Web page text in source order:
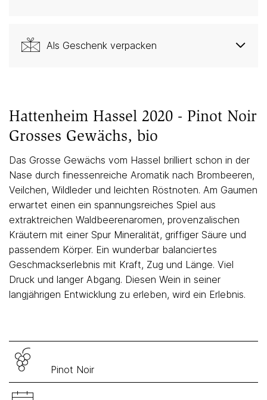
Als Geschenk verpacken
Hattenheim Hassel 2020 - Pinot Noir
Grosses Gewächs, bio
Das Grosse Gewächs vom Hassel brilliert schon in der
Nase durch finessenreiche Aromatik nach Brombeeren,
Veilchen, Wildleder und leichten Röstnoten. Am Gaumen
erwartet einen ein spannungsreiches Spiel aus
extraktreichen Waldbeerenaromen, provenzalischen
Kräutern mit einer Spur Mineralität, griffiger Säure und
passendem Körper. Ein wunderbar balanciertes
Geschmackserlebnis mit Kraft, Zug und Länge. Viel
Druck und langer Abgang. Diesen Wein in seiner
langjährigen Entwicklung zu erleben, wird ein Erlebnis.
Pinot Noir